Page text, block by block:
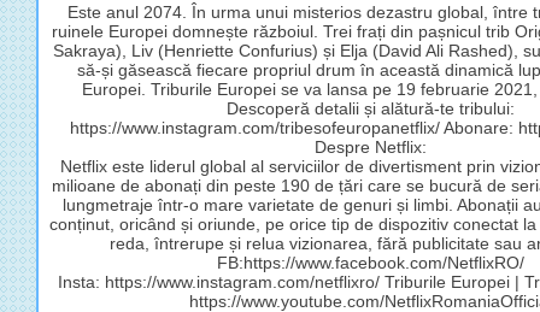
Este anul 2074. În urma unui misterios dezastru global, între
ruinele Europei domnește războiul. Trei frați din pașnicul trib
Sakraya), Liv (Henriette Confurius) și Elja (David Ali Rashed),
să-și găsească fiecare propriul drum în această dinamică
Europei. Triburile Europei se va lansa pe 19 februarie 2021,
Descoperă detalii și alătură-te tribului:
https://www.instagram.com/tribesofeuropanetflix/ Abonare:
Despre Netflix:
Netflix este liderul global al serviciilor de divertisment prin
milioane de abonați din peste 190 de țări care se bucură de
lungmetraje într-o mare varietate de genuri și limbi. Abonații
conținut, oricând și oriunde, pe orice tip de dispozitiv conectat
reda, întrerupe și relua vizionarea, fără publicitate sau
FB:https://www.facebook.com/NetflixRO/
Insta: https://www.instagram.com/netflixro/ Triburile Europei |
https://www.youtube.com/